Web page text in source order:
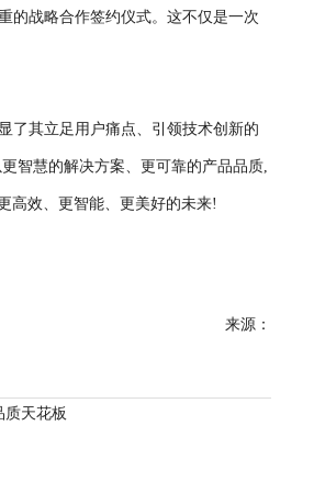
的战略合作签约仪式。这不仅是一次
了其立足用户痛点、引领技术创新的
智慧的解决方案、更可靠的产品品质,
高效、更智能、更美好的未来!
来源：
质天花板